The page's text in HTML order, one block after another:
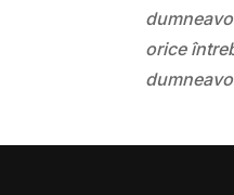
orice